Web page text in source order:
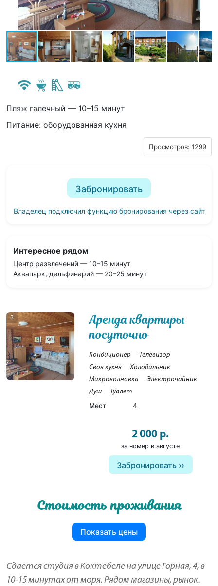
Пляж галечный — 10–15 минут
Питание: оборудованная кухня
Просмотров: 1299
Забронировать
Владелец подключил функцию бронирования через сайт
Интересное рядом
Центр развлечений — 10–15 минут
Аквапарк, дельфинарий — 20–25 минут
3
Аренда квартиры
посуточно
Кондиционер
Телевизор
Своя кухня
Холодильник
Микроволновка
Электрочайник
Душ
Туалет
Мест 4
2 000 р.
за номер в августе
Забронировать
Стоимость проживания
Показать цены
Сдается студия в Коктебеле на улице Горная, 4, в
10-15 минутах от моря. Рядом магазины, рынок.